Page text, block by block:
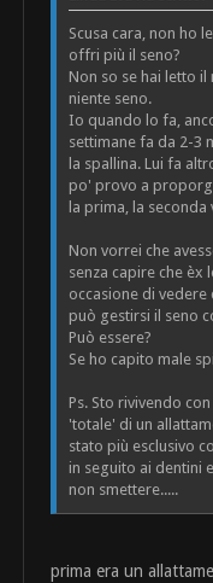
Scusa cara, non ho
offri più il seno?
Non so se hai letto il
niente seno.
Io quando lo fa,
settimane fa da 2-3
la spallina. Lui fa
po' provo a
la prima, la seconda
Non vorrei che
senza capire che èx
occasione di
può gestirsi il seno
Può essere?
Se ho capito male
Ps. Sto rivivendo
'totale' di un
stato più esclusivo
in seguito ai dentini
non smettere.....
prima era un